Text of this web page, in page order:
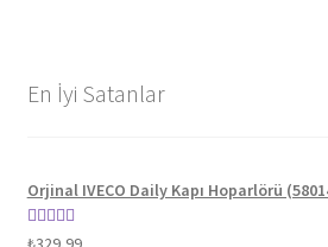
En İyi Satanlar
Orjinal IVECO Daily Kapı Hoparlörü
5 üzerinden